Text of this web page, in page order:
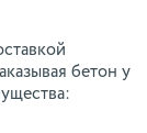
бетон у